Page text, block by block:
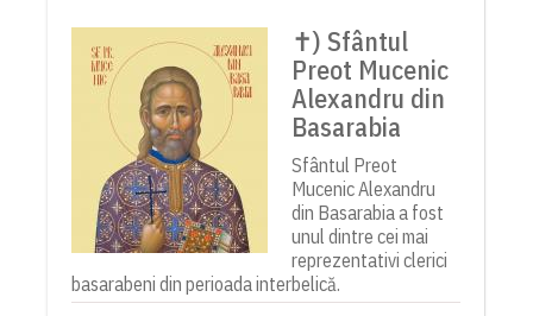
✝) Sfântul
Preot Mucenic
Alexandru din
Basarabia
Sfântul Preot
Mucenic Alexandru
din Basarabia a fost
unul dintre cei mai
reprezentativi clerici
basarabeni din perioada interbelică.